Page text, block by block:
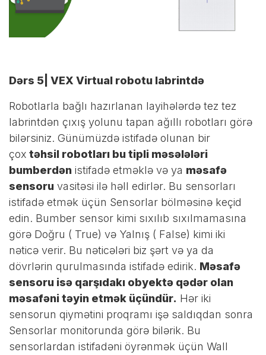
Dərs 5| VEX Virtual robotu labrintdə
Robotlarla bağlı hazırlanan layihələrdə tez tez
labrintdən çıxış yolunu tapan ağıllı robotları görə
bilərsiniz. Günümüzdə istifadə olunan bir
çox təhsil robotları bu tipli məsələləri
bumberdən istifadə etməklə və ya məsafə
sensoru vasitəsi ilə həll edirlər. Bu sensorları
istifadə etmək üçün Sensorlar bölməsinə keçid
edin. Bumber sensor kimi sıxılıb sıxılmamasına
görə Doğru ( True) və Yalnış ( False) kimi iki
nəticə verir. Bu nəticələri biz şərt və ya da
dövrlərin qurulmasında istifadə edirik. Məsafə
sensoru isə qarşıdakı obyektə qədər olan
məsafəni təyin etmək üçündür. Hər iki
sensorun qiymətini proqramı işə saldıqdan sonra
Sensorlar monitorunda görə bilərik. Bu
sensorlardan istifadəni öyrənmək üçün Wall